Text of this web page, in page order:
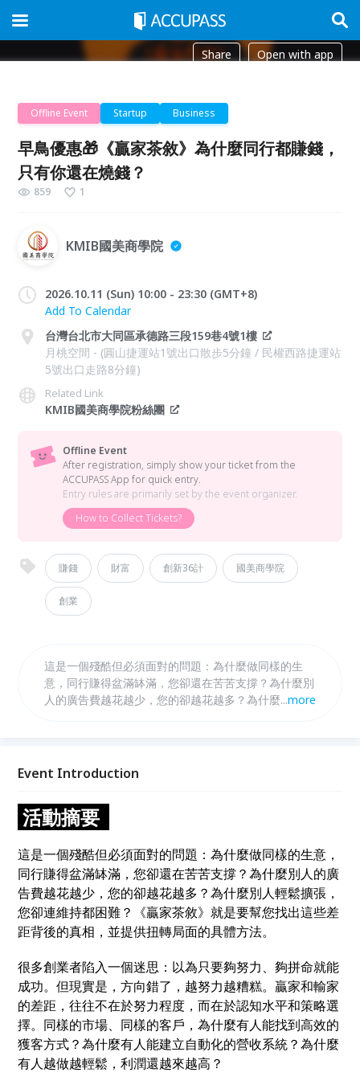
Share Open with app
Offline Event Startup Business
早鳥優惠🎁《贏家茶敘》為什麼同行都賺錢，
只有你還在燒錢？
859 1
KMIB國美商學院
2026.10.11 (Sun) 10:00 - 23:30 (GMT+8)
Add To Calendar
台灣台北市大同區承德路三段159巷4號1樓
月桃空間 - (圓山捷運站1號出口散步5分鐘 / 民權西路捷運站
5號出口走路8分鐘)
Related Link
KMIB國美商學院粉絲團
Offline Event
After registration, simply show your ticket from the
ACCUPASS App for quick entry.
Entry rules are primarily set by the event organizer.
How to Collect Tickets?
賺錢 財富 創新36計 國美商學院
創業
這是一個殘酷但必須面對的問題：為什麼做同樣的生
意，同行賺得盆滿缽滿，您卻還在苦苦支撐？為什麼別
人的廣告費越花越少，您的卻越花越多？為什麼別人輕
...more
Event Introduction
活動摘要
這是一個殘酷但必須面對的問題 ：為什麼做同樣的生意 ，
同行賺得盆滿缽滿 ，您卻還在苦苦支撐？為什麼別人的廣
告費越花越少 ，您的卻越花越多 ？為什麼別人輕鬆擴張 ，
您卻連維持都困難？ 《贏家茶敘》就是要幫您找出這些差
距背後的真相 ， 並提供扭轉局面的具體方法。
很多創業者陷入一個迷思 ： 以為只要夠努力、夠拼命就能
成功。但現實是 ，方向錯了 ， 越努力越糟糕。贏家和輸家
的差距 ，往往不在於努力程度 ，而在於認知水平和策略選
擇。同樣的市場、同樣的客戶 ，為什麼有人能找到高效的
獲客方式？為什麼有人能建立自動化的營收系統？為什麼
有人越做越輕鬆 ，利潤還越來越高 ？